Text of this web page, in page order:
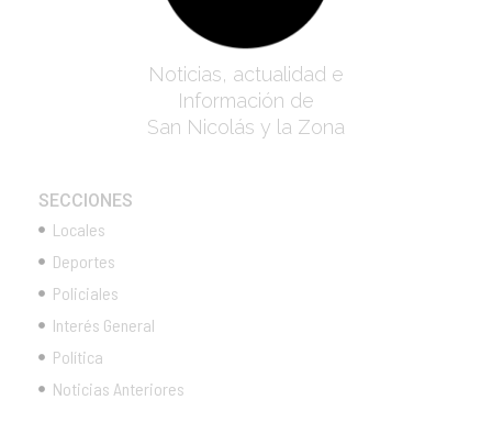
Noticias, actualidad e
Información de
San Nicolás y la Zona
SECCIONES
Locales
Deportes
Policiales
Interés General
Política
Noticias Anteriores